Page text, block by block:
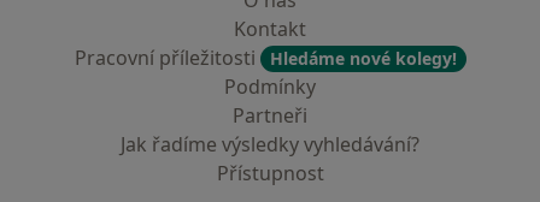
Kontakt
Pracovní příležitosti
Hledáme nové kolegy!
Podmínky
Partneři
Jak řadíme výsledky vyhledávání?
Přístupnost